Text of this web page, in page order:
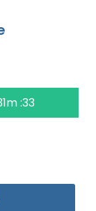
:32